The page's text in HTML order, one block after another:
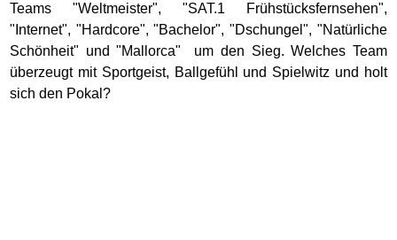
Teams "Weltmeister", "SAT.1 Frühstücksfernsehen",
"Internet", "Hardcore", "Bachelor", "Dschungel", "Natürliche
Schönheit" und "Mallorca" um den Sieg. Welches Team
überzeugt mit Sportgeist, Ballgefühl und Spielwitz und holt
sich den Pokal?